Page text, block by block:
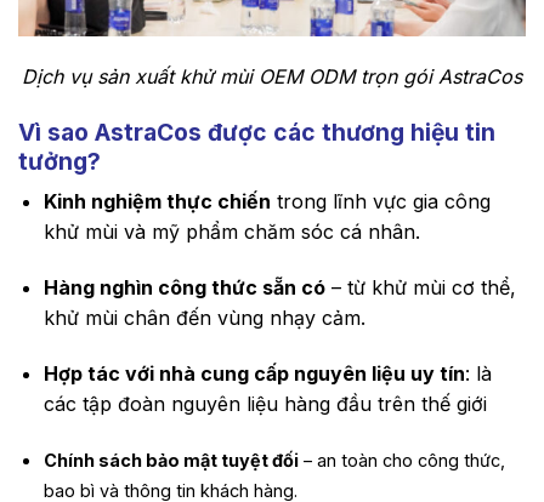
Dịch vụ sản xuất khử mùi OEM ODM trọn gói AstraCos
Vì sao AstraCos được các thương hiệu tin
tưởng?
Kinh nghiệm thực chiến trong lĩnh vực gia công
khử mùi và mỹ phẩm chăm sóc cá nhân.
Hàng nghìn công thức sẵn có– từ khử mùi cơ thể,
khử mùi chân đến vùng nhạy cảm.
Hợp tác với nhà cung cấp nguyên liệu uy tín: là
các tập đoàn nguyên liệu hàng đầu trên thế giới
Chính sách bảo mật tuyệt đối– an toàn cho công thức,
bao bì và thông tin khách hàng.